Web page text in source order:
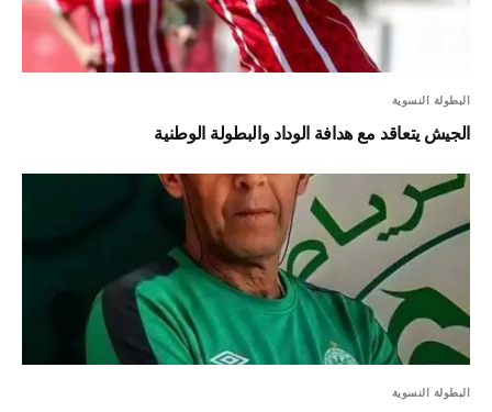
البطولة النسوية
الجيش يتعاقد مع هدافة الوداد والبطولة الوطنية
البطولة النسوية